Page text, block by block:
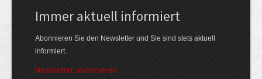
Immer aktuell informiert
Abonnieren Sie den Newsletter und Sie sind stets aktuell
informiert.
Newsletter abonnieren